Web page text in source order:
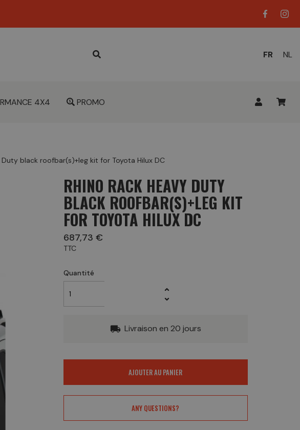
LANGUE
FR NL
4X4 PROMO
Duty black roofbar(s)+leg kit for Toyota Hilux DC
RHINO RACK HEAVY DUTY
BLACK ROOFBAR(S)+LEG KIT
FOR TOYOTA HILUX DC
687,73 €
TTC
Quantité
local_shipping Livraison en 20 jours
AJOUTER AU PANIER
ANY QUESTIONS?